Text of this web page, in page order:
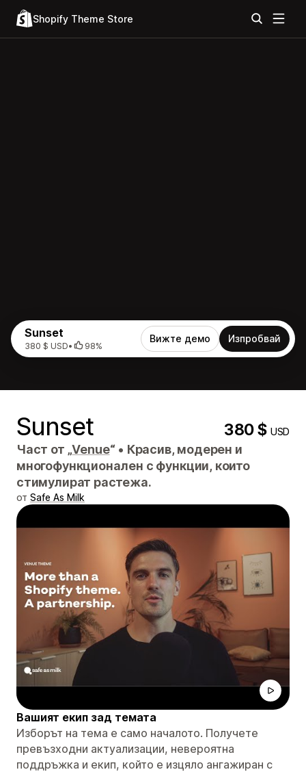
Shopify Theme Store
Sunset
380 $ USD• 98%
Вижте демо Изпробвай
Sunset 380 $USD
Част от „Venue“ • Красив, модерен и
многофункционален с функции, които
стимулират растежа.
от Safe As Milk
Вашият екип зад темата
Изборът на тема е само началото. Получете
превъзходни актуализации, невероятна
поддръжка и екип, който е изцяло ангажиран с